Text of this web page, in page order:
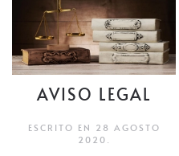
AVISO LEGAL
ESCRITO EN 28 AGOSTO
2020